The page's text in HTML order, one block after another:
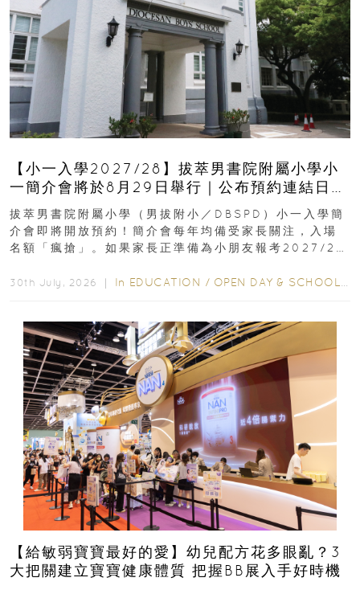
【小一入學2027/28】拔萃男書院附屬小學小
一簡介會將於8月29日舉行｜公布預約連結日期
｜更設有網上重溫
拔萃男書院附屬小學（男拔附小／DBSPD）小一入學簡
介會即將開放預約！簡介會每年均備受家長關注，入場
名額「瘋搶」。如果家長正準備為小朋友報考2027/28
30th July, 2026 ｜ In EDUCATION / OPEN DAY & SCHOOL EVENTS
【給敏弱寶寶最好的愛】幼兒配方花多眼亂？3
大把關建立寶寶健康體質 把握BB展入手好時機